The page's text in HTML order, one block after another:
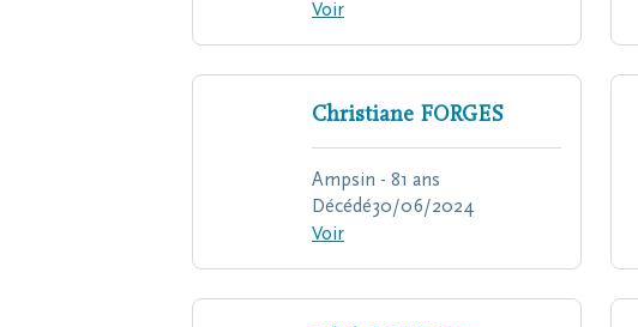
Voir
Christiane FORGES
Ampsin - 81 ans
Décédé30/06/2024
Voir